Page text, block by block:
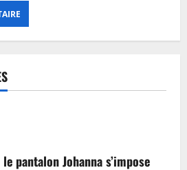
pantalon Johanna s’impose